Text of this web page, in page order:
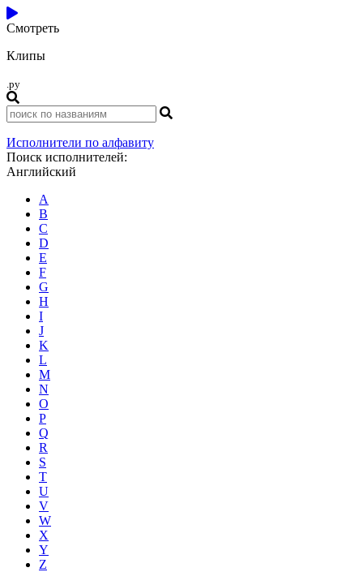
Смотреть
Клипы
.ру
Исполнители по алфавиту
Поиск исполнителей:
Английский
A
B
C
D
E
F
G
H
I
J
K
L
M
N
O
P
Q
R
S
T
U
V
W
X
Y
Z